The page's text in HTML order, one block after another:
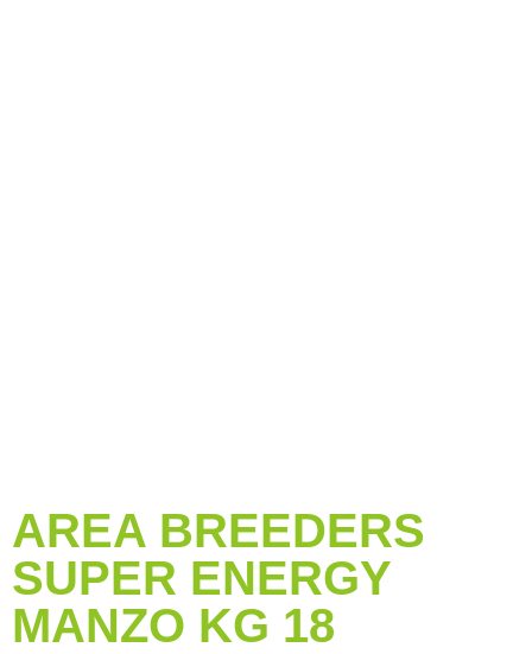
AREA BREEDERS
SUPER ENERGY
MANZO KG 18